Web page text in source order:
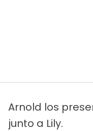
Arnold los
junto a Lily.